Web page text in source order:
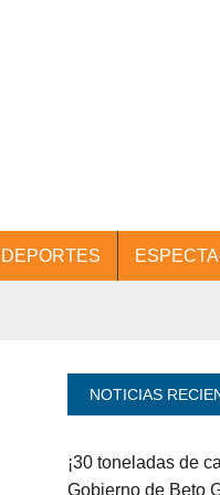
DEPORTES
NOTICIAS
¡30 toneladas de
Gobierno de Beto